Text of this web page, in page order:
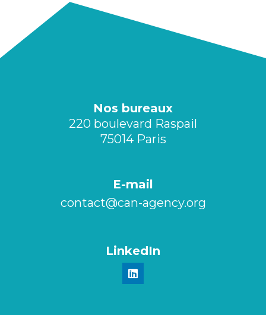
Nos bureaux
220 boulevard Raspail
75014 Paris
E-mail
contact@can-agency.org​
LinkedIn